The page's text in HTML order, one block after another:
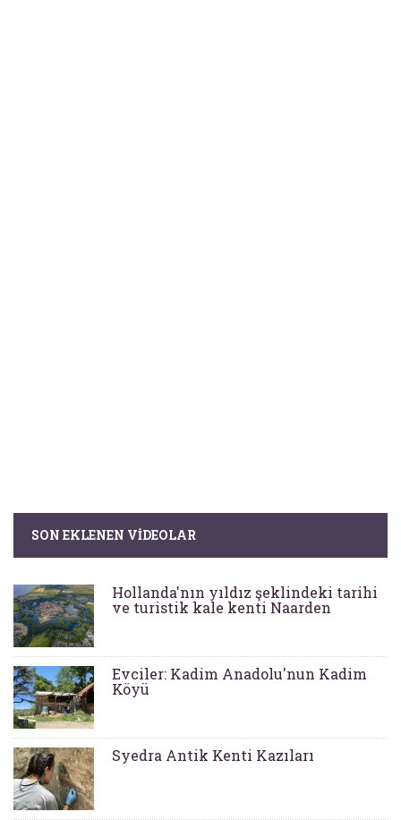
SON EKLENEN VIDEOLAR
Hollanda'nın yıldız şeklindeki tarihi
ve turistik kale kenti Naarden
Evciler: Kadim Anadolu'nun Kadim
Köyü
Syedra Antik Kenti Kazıları